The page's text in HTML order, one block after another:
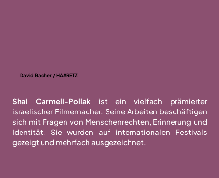
David Bacher / HAARETZ
Shai Carmeli-Pollak ist ein vielfach prämierter
israelischer Filmemacher. Seine Arbeiten beschäftigen
sich mit Fragen von Menschenrechten, Erinnerung und
Identität. Sie wurden auf internationalen Festivals
gezeigt und mehrfach ausgezeichnet.